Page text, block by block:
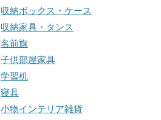
収納ボックス・ケース
収納家具・タンス
名前旗
子供部屋家具
学習机
寝具
小物インテリア雑貨